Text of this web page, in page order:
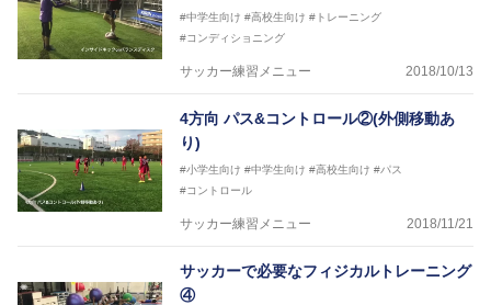
#中学生向け #高校生向け #トレーニング
#コンディショニング
サッカー練習メニュー 2018/10/13
4方向 パス&コントロール②(外側移動あ
り)
#小学生向け #中学生向け #高校生向け #パス
#コントロール
サッカー練習メニュー 2018/11/21
サッカーで必要なフィジカルトレーニング
④